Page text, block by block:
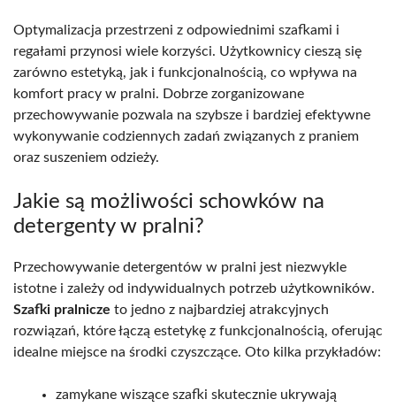
Optymalizacja przestrzeni z odpowiednimi szafkami i
regałami przynosi wiele korzyści. Użytkownicy cieszą się
zarówno estetyką, jak i funkcjonalnością, co wpływa na
komfort pracy w pralni. Dobrze zorganizowane
przechowywanie pozwala na szybsze i bardziej efektywne
wykonywanie codziennych zadań związanych z praniem
oraz suszeniem odzieży.
Jakie są możliwości schowków na
detergenty w pralni?
Przechowywanie detergentów w pralni jest niezwykle
istotne i zależy od indywidualnych potrzeb użytkowników.
Szafki pralnicze to jedno z najbardziej atrakcyjnych
rozwiązań, które łączą estetykę z funkcjonalnością, oferując
idealne miejsce na środki czyszczące. Oto kilka przykładów:
zamykane wiszące szafki skutecznie ukrywają